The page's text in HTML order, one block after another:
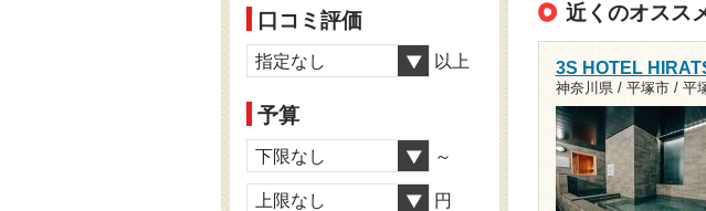
近くのオスス
3S HOTEL
神奈川県 / 平塚市 / 平
口コミ評価
指定なし 以上
予算
下限なし ～
上限なし 円